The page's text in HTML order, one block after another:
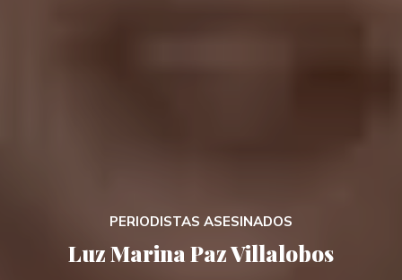
PERIODISTAS ASESINADOS
Luz Marina Paz Villalobos